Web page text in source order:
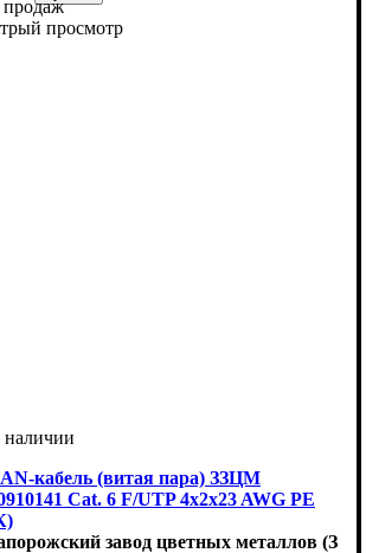
: S/FTP
просмотр
кабель (витая пара) ЗЗЦМ
Cat. 6 F/UTP 4x2x23 AWG PE
завод цветных металлов